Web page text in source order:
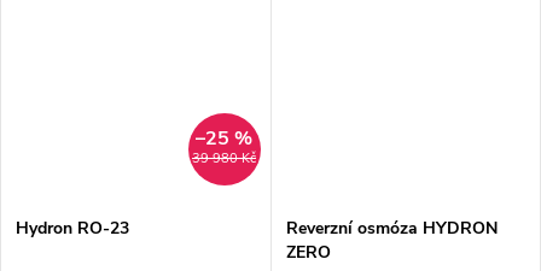
39 980 Kč
–25 %
Hydron RO-23
Reverzní osmóza HYDRON
ZERO